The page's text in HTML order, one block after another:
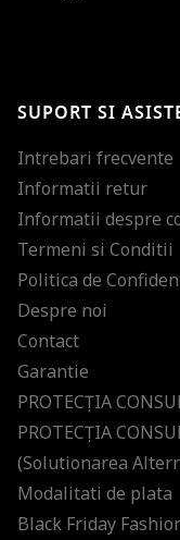
SUPORT SI
Intrebari frecvente
Informatii retur
Informatii despre
Termeni si Conditii
Politica de
Despre noi
Contact
Garantie
PROTECŢIA
PROTECŢIA
(Solutionarea
Modalitati de plata
Black Friday